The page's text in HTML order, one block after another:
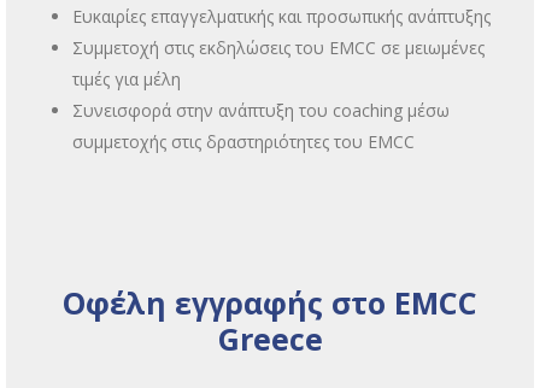
Ευκαιρίες επαγγελματικής και προσωπικής ανάπτυξης
Συμμετοχή στις εκδηλώσεις του EMCC σε μειωμένες
τιμές για μέλη
Συνεισφορά στην ανάπτυξη του coaching μέσω
συμμετοχής στις δραστηριότητες του EMCC
Oφέλη εγγραφής στο EMCC
Greece